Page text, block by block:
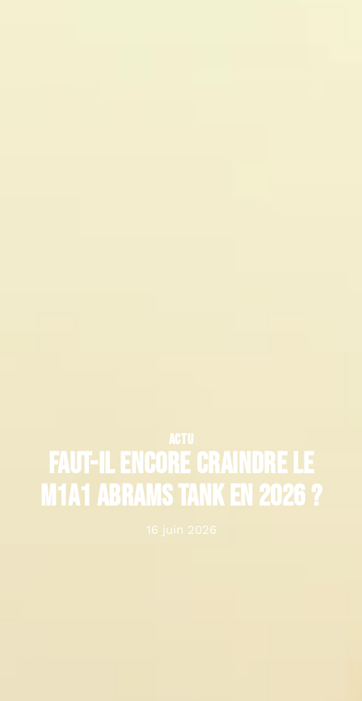
ACTU
Faut-il encore craindre le
M1A1 Abrams tank en 2026 ?
16 juin 2026